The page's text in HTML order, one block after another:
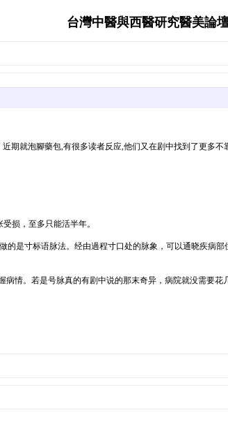
台灣中醫與西醫研究醫美論
期就泡腳藥包,有很多读者反应,他们又在剧中找到了更多不
损，至多只能活半年。
是寸标语脉法。经由過程寸口处的脉象，可以通晓疾病
情。若是号脉真的有剧中说的那末奇异，病院就没需要花